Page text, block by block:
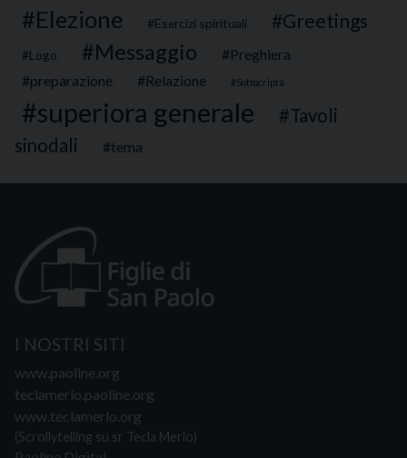
Elezione Esercizi spirituali Greetings
Logo Messaggio
Preghiera
preparazione
Relazione Sottocripta
superiora generale
Tavoli
sinodali
tema
I NOSTRI SITI
www.paoline.org
teclamerlo.paoline.org
www.teclamerlo.org
(Scrollytelling su sr Tecla Merlo)